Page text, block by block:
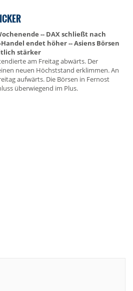
-- DAX schließt nach
endet höher -- Asiens Börsen
stärker
am Freitag abwärts. Der
neuen Höchststand erklimmen. An
aufwärts. Die Börsen in Fernost
überwiegend im Plus.